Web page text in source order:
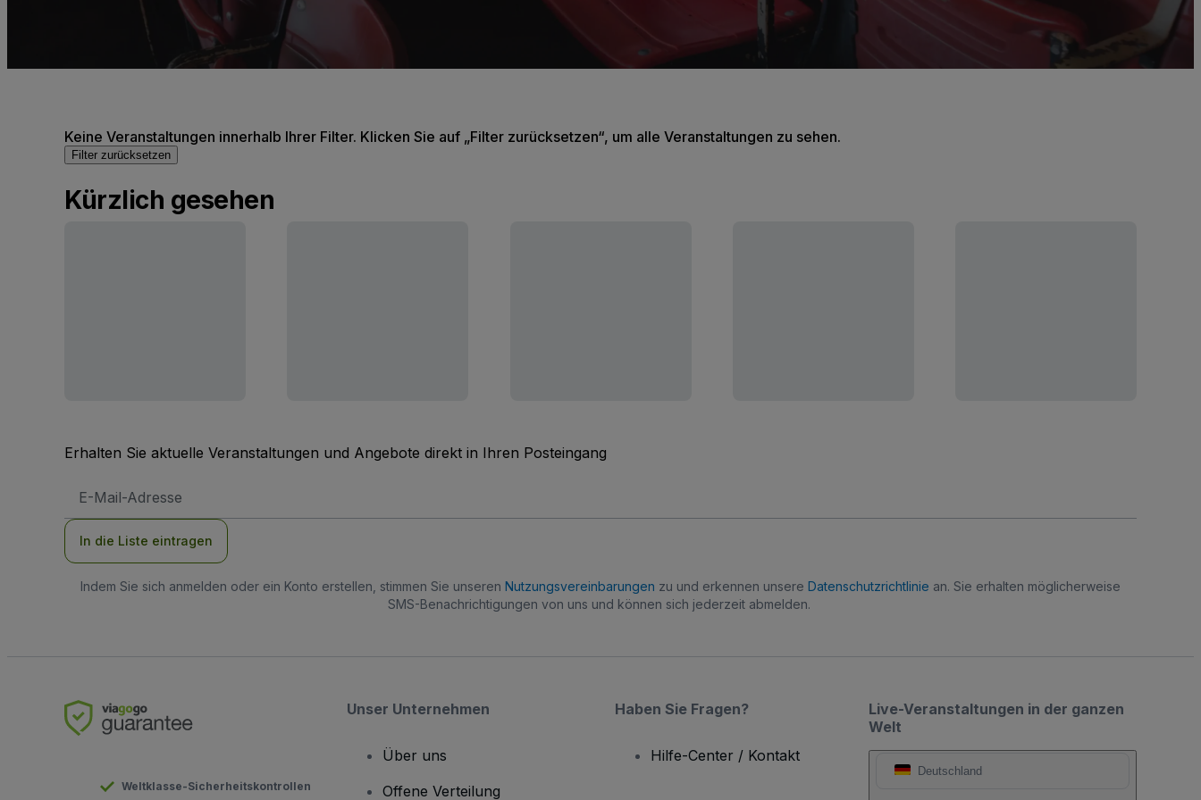
Keine Veranstaltungen innerhalb Ihrer Filter. Klicken Sie auf „Filter zurücksetzen“, um alle Veranstaltungen zu sehen.
Filter zurücksetzen
Kürzlich gesehen
Erhalten Sie aktuelle Veranstaltungen und Angebote direkt in Ihren Posteingang
Mail-
In die Liste eintragen
Indem Sie sich anmelden oder ein Konto erstellen, stimmen Sie unseren Nutzungsvereinbarungen zu und erkennen unsere Datenschutzrichtlinie an. Sie erhalten möglicherweise
SMS-Benachrichtigungen von uns und können sich jederzeit abmelden.
Live-Veranstaltungen in der ganzen
Welt
Deutschland
Weltklasse-Sicherheitskontrollen
Unser Unternehmen
Über uns
Offene Verteilung
Haben Sie Fragen?
Hilfe-Center / Kontakt